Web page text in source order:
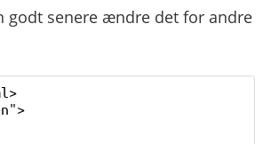
godt senere ændre det for andre